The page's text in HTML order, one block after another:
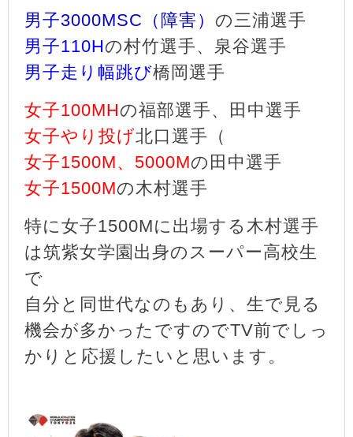
男子3000MSC（障害） の三浦選手
男子110Hの村竹選手、泉谷選手
男子走り幅跳び橋岡選手
女子100MHの福部選手、田中選手
女子やり投げ北口選手（
女子1500M、5000Mの田中選手
女子1500Mの木村選手
特に女子1500Mに出場する木村選手
は筑紫女学園出身のスーパー高校生
で
自分と同世代なのもあり、生で見る
機会が多かったですのでTV前でしっ
かりと応援したいと思います。